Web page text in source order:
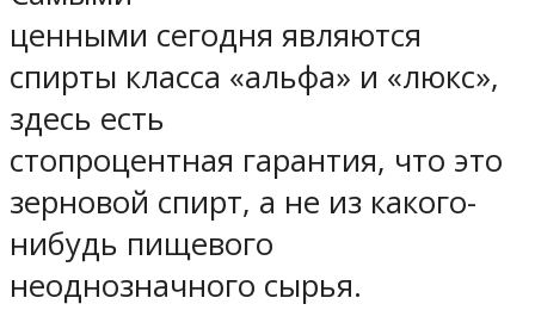
ценными сегодня являются
спирты класса «альфа» и «люкс»,
здесь есть
стопроцентная гарантия, что это
зерновой спирт, а не из какого-
нибудь пищевого
неоднозначного сырья.